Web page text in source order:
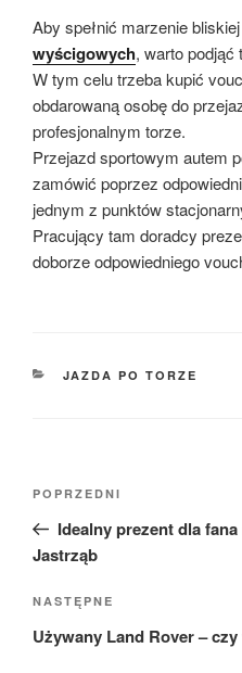
Aby spełnić marzenie
wyścigowych, warto podjąć
W tym celu trzeba kupić
obdarowaną osobę do
profesjonalnym torze.
Przejazd sportowym autem
zamówić poprzez
jednym z punktów
Pracujący tam doradcy
doborze odpowiedniego
KATEGORIE
JAZDA PO TORZE
Poprzedni
wpis
POPRZEDNI
Idealny prezent dla
Jastrząb
Następny
wpis
NASTĘPNE
Używany Land Rover –